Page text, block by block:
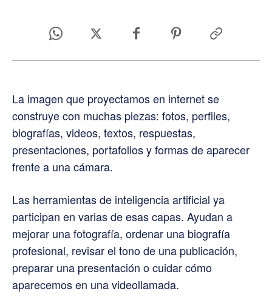
La imagen que proyectamos en internet se
construye con muchas piezas: fotos, perfiles,
biografías, videos, textos, respuestas,
presentaciones, portafolios y formas de aparecer
frente a una cámara.
Las herramientas de inteligencia artificial ya
participan en varias de esas capas. Ayudan a
mejorar una fotografía, ordenar una biografía
profesional, revisar el tono de una publicación,
preparar una presentación o cuidar cómo
aparecemos en una videollamada.